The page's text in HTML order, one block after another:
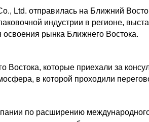
Ltd. отправилась на Ближний
индустрии в регионе,
рынка Ближнего Востока.
Востока, которые приехали за
в которой проходили
по расширению